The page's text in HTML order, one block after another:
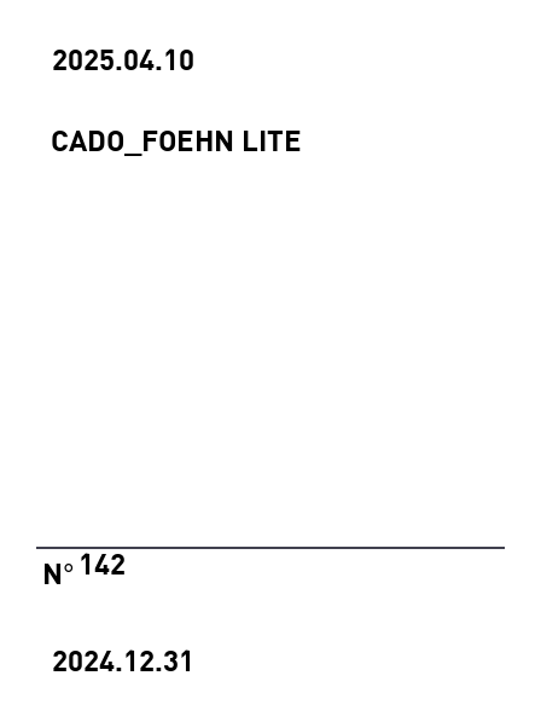
2025.04.10
CADO_FOEHN LITE
2024.12.31
142
N°